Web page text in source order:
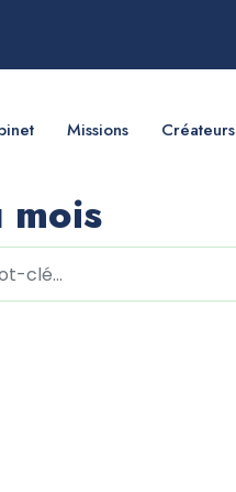
Missions Créateurs
mois